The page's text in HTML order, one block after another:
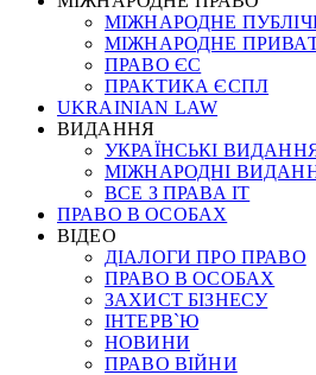
МІЖНАРОДНЕ
МІЖНАРОДНЕ
ПРАВО ЄС
ПРАКТИКА ЄСПЛ
UKRAINIAN LAW
ВИДАННЯ
УКРАЇНСЬКІ
МІЖНАРОДНІ
ВСЕ З ПРАВА ІТ
ПРАВО В ОСОБАХ
ВІДЕО
ДІАЛОГИ ПРО ПРАВО
ПРАВО В ОСОБАХ
ЗАХИСТ БІЗНЕСУ
ІНТЕРВ`Ю
НОВИНИ
ПРАВО ВІЙНИ